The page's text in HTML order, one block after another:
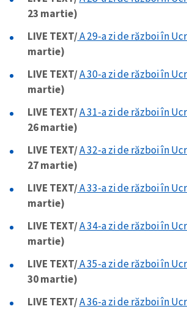
23 martie)
LIVE TEXT/A 29-a zi de război în
martie)
LIVE TEXT/A 30-a zi de război în
martie)
LIVE TEXT/A 31-a zi de război în
26 martie)
LIVE TEXT/A 32-a zi de război în
27 martie)
LIVE TEXT/A 33-a zi de război în
martie)
LIVE TEXT/A 34-a zi de război în
martie)
LIVE TEXT/A 35-a zi de război în
30 martie)
LIVE TEXT/A 36-a zi de război în
Nume+ Numele meu
Email+ Emailul meu
Telefon
+ Telefon personal
acord cu politica de
TRIMITE ȘTIREA